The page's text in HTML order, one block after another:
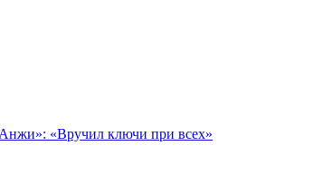
«Вручил ключи при всех»